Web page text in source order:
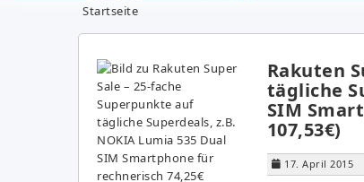
Startseite
Rakuten
tägliche
SIM
107,53€)
17. April 2015